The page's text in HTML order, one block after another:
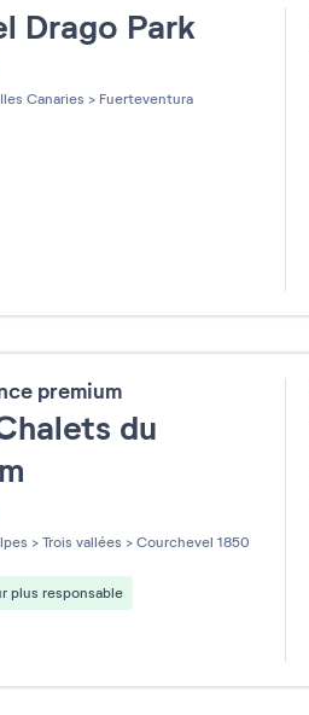
Drago Park
sur 5
Iles Canaries > Fuerteventura
premium
du
sur 5
> Trois vallées > Courchevel 1850
plus responsable